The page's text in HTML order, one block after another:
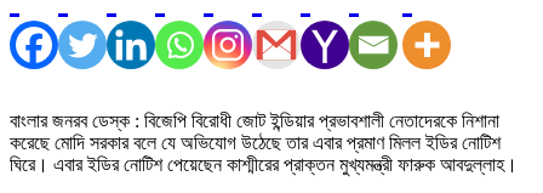
বাংলার জনরব ডেস্ক : বিজেপি বিরোধী জোট ইন্ডিয়ার প্রভাবশালী নেতাদেরকে নিশানা
করেছে মোদি সরকার বলে যে অভিযোগ উঠেছে তার এবার প্রমাণ মিলল ইডির নোটিশ
ঘিরে। এবার ইডির নোটিশ পেয়েছেন কাশ্মীরের প্রাক্তন মুখ্যমন্ত্রী ফারুক আবদুল্লাহ।